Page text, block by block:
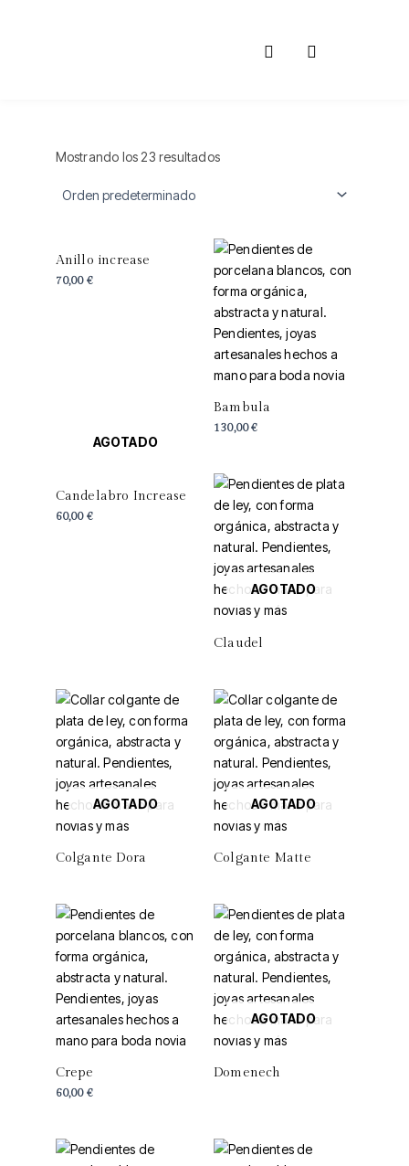
Mostrando los 23 resultados
Anillo increase
70,00 €
Bambula
130,00€
AGOTADO
Candelabro Increase
60,00 €
AGOTADO
Claudel
AGOTADO
Colgante Dora
AGOTADO
Colgante Matte
Crepe
60,00 €
AGOTADO
Domenech